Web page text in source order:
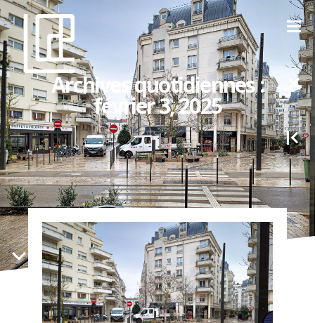
Archives quotidiennes :
février 3, 2025